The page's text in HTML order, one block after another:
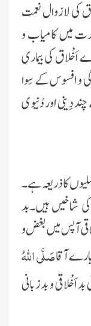
کی لازوال نعمت
میں کامیاب و
اَخْلاق کی بیماری
و افسوس کے سِوا
دِینی اور دُنیوی
کا ذریعہ ہے۔
شاخیں ہیں۔بد
آپس میں بغض و
آقاصَلَّی اللّٰہُ
اَخْلاقی و بدزبانی